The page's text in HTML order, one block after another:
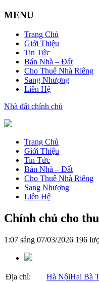
MENU
Trang Chủ
Giới Thiệu
Tin Tức
Bán Nhà – Đất
Cho Thuê Nhà Riêng
Sang Nhượng
Liên Hệ
Nhà đất chính chủ
Trang Chủ
Giới Thiệu
Tin Tức
Bán Nhà – Đất
Cho Thuê Nhà Riêng
Sang Nhượng
Liên Hệ
Chính chủ cho
1:07 sáng 07/03/2026 196
Địa chỉ: Hà NộiHai Bà